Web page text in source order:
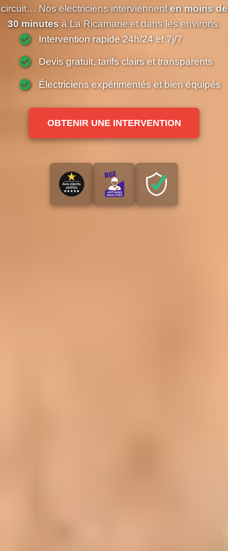
circuit… Nos électriciens interviennenten moins de
30 minutesà La Ricamarie et dans les environs.
Intervention rapide 24h/24 et 7j/7
Devis gratuit, tarifs clairs et transparents
Électriciens expérimentés et bien équipés
OBTENIR UNE INTERVENTION